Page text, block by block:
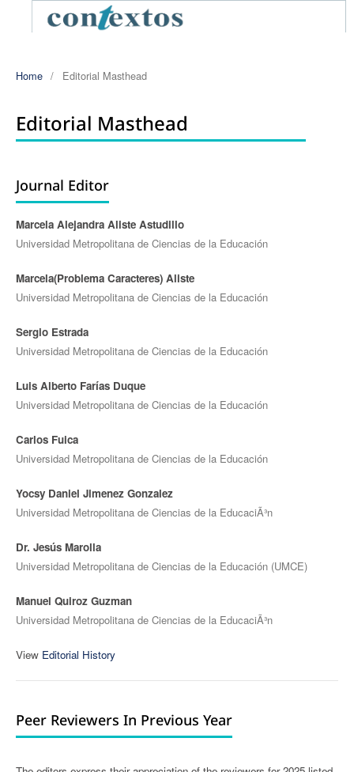
Home / Editorial Masthead
Editorial Masthead
Journal Editor
Marcela Alejandra Aliste Astudillo
Universidad Metropolitana de Ciencias de la Educación
Marcela(Problema Caracteres) Aliste
Universidad Metropolitana de Ciencias de la Educación
Sergio Estrada
Universidad Metropolitana de Ciencias de la Educación
Luis Alberto Farías Duque
Universidad Metropolitana de Ciencias de la Educación
Carlos Fuica
Universidad Metropolitana de Ciencias de la Educación
Yocsy Daniel Jimenez Gonzalez
Universidad Metropolitana de Ciencias de la EducaciÃ³n
Dr. Jesús Marolla
Universidad Metropolitana de Ciencias de la Educación (UMCE)
Manuel Quiroz Guzman
Universidad Metropolitana de Ciencias de la EducaciÃ³n
View Editorial History
Peer Reviewers In Previous Year